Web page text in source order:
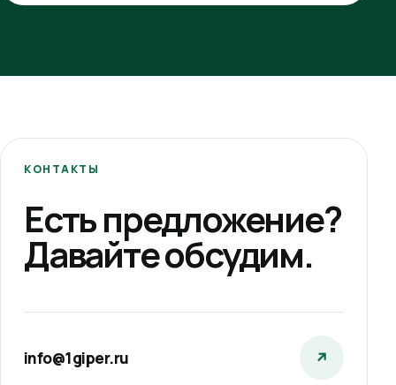
КОНТАКТЫ
Есть предложение?
Давайте обсудим.
info@1giper.ru ↗